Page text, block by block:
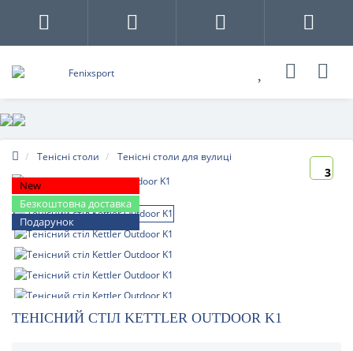
Тенісні столи Тенісні столи для вулиці
New
Безкоштовна доставка
Подарунок
3
ТЕНІСНИЙ СТІЛ KETTLER OUTDOOR K1